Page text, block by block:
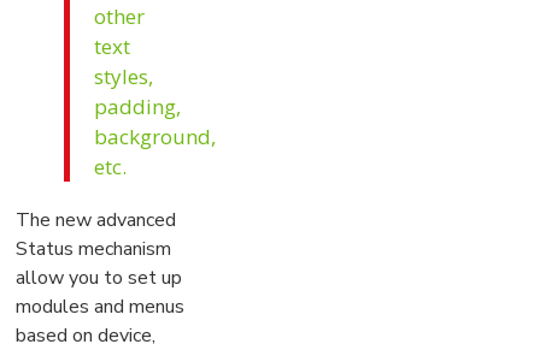
other
text
styles,
padding,
background,
etc.
The new advanced
Status mechanism
allow you to set up
modules and menus
based on device,